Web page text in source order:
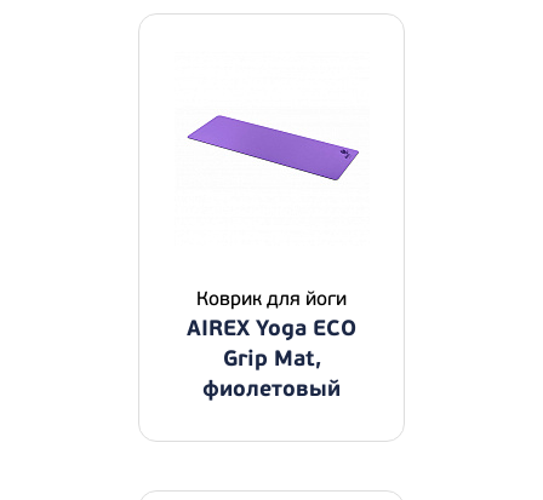
Коврик для йоги
AIREX Yoga ECO
Grip Mat,
фиолетовый